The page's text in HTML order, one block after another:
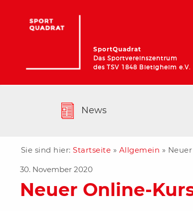
SportQuadrat
Das Sportvereinszentrum
des TSV 1848 Bietigheim e.V.
News
Sie sind hier: Startseite » Allgemein »
30. November 2020
Neuer Online-